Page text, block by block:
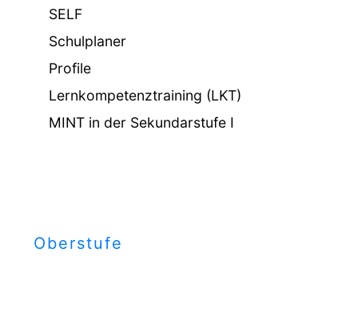
SELF
Schulplaner
Profile
Lernkompetenztraining (LKT)
MINT in der Sekundarstufe I
Oberstufe